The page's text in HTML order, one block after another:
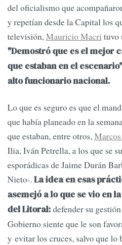
del oficialismo que
y repetían desde la Capital los
televisión,Mauricio Macri tuvo
"Demostró que es el mejor
que estaban en el
alto funcionario nacional.
Lo que es seguro es que el
que había planeado en la
que estaban, entre otros,
Ilia, Iván Petrella, a los que se
esporádicas de Jaime Durán
Nieto-. La idea en esas
asemejó a lo que se vio en
del Litoral:defender su
Gobierno siente que le son
y evitar los cruces, salvo que lo